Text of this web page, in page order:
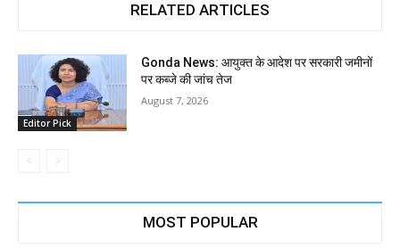
RELATED ARTICLES
Editor Pick
Gonda News: आयुक्त के आदेश पर सरकारी जमीनों
पर कब्जे की जांच तेज
August 7, 2026
MOST POPULAR